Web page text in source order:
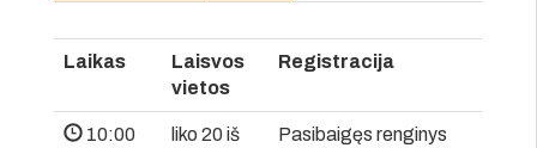
Laikas
Laisvos
vietos
Registracija
10:00
liko 20 iš
Pasibaigęs renginys